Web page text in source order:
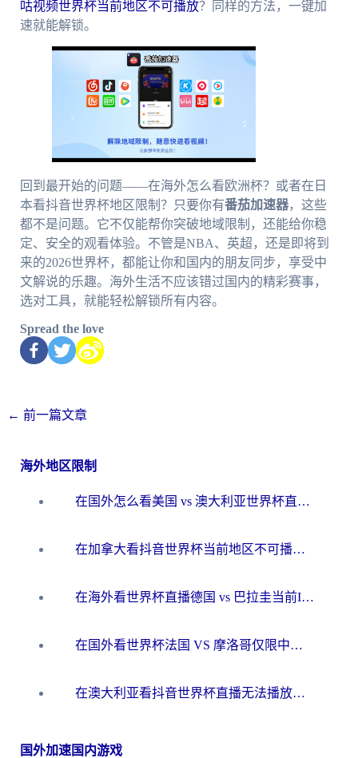
咕视频世界杯当前地区不可播放？同样的方法，一键加
速就能解锁。
回到最开始的问题——在海外怎么看欧洲杯？或者在日
本看抖音世界杯地区限制？只要你有番茄加速器，这些
都不是问题。它不仅能帮你突破地域限制，还能给你稳
定、安全的观看体验。不管是NBA、英超，还是即将到
来的2026世界杯，都能让你和国内的朋友同步，享受中
文解说的乐趣。海外生活不应该错过国内的精彩赛事，
选对工具，就能轻松解锁所有内容。
Spread the love
← 前一篇文章
海外地区限制
在国外怎么看美国 vs 澳大利亚世界杯直播？海外党必藏的中文解说观赛指南
在加拿大看抖音世界杯当前地区不可播放？海外党体育观赛终极指南
在海外看世界杯直播德国 vs 巴拉圭当前IP受限制？这篇指南帮你轻松解决地区限制
在国外看世界杯法国 VS 摩洛哥仅限中国大陆？别让地域限制拦下你的欢呼
在澳大利亚看抖音世界杯直播无法播放？海外党体育观赛终极指南来了！
国外加速国内游戏